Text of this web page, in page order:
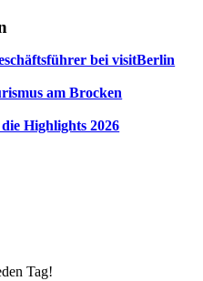
bei visitBerlin
am Brocken
Highlights 2026
Tag!